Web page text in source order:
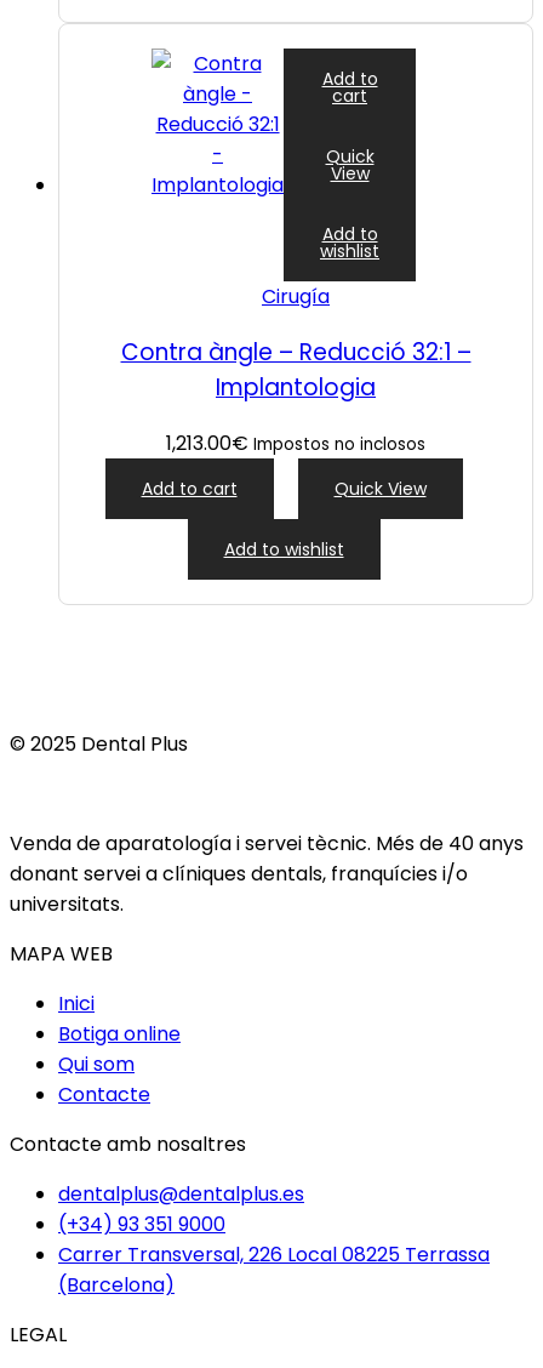
Add to
cart
Quick
View
Add to
wishlist
Cirugía
Contra àngle – Reducció 32:1 –
Implantologia
1,213.00€ Impostos no inclosos
Add to cart Quick View
Add to wishlist
© 2025 Dental Plus
Venda de aparatología i servei tècnic. Més de 40 anys
donant servei a clíniques dentals, franquícies i/o
universitats.
MAPA WEB
Inici
Botiga online
Qui som
Contacte
Contacte amb nosaltres
dentalplus@dentalplus.es
(+34) 93 351 9000
Carrer Transversal, 226 Local 08225 Terrassa
(Barcelona)
LEGAL